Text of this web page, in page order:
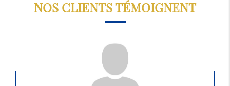
NOS CLIENTS TÉMOIGNENT